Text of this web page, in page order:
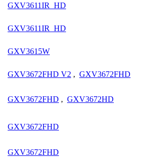
GXV3611IR_HD
GXV3611IR_HD
GXV3615W
GXV3672FHD V2 , GXV3672FHD
GXV3672FHD , GXV3672HD
GXV3672FHD
GXV3672FHD